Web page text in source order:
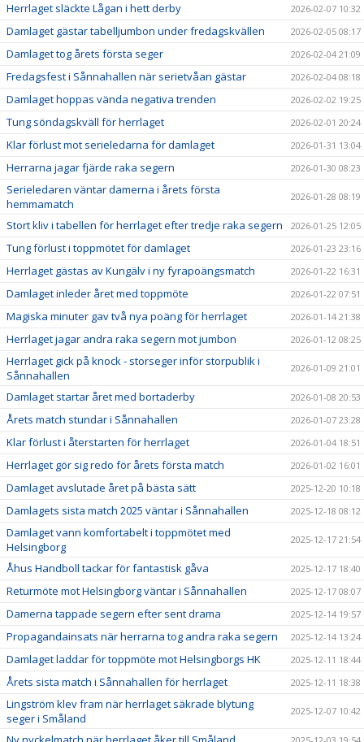
Herrlaget släckte Lågan i hett derby 2026-02-07 10:32
Damlaget gästar tabelljumbon under fredagskvällen 2026-02-05 08:17
Damlaget tog årets första seger 2026-02-04 21:09
Fredagsfest i Sånnahallen när serietvåan gästar 2026-02-04 08:18
Damlaget hoppas vända negativa trenden 2026-02-02 19:25
Tung söndagskväll för herrlaget 2026-02-01 20:24
Klar förlust mot serieledarna för damlaget 2026-01-31 13:04
Herrarna jagar fjärde raka segern 2026-01-30 08:23
Serieledaren väntar damerna i årets första
hemmamatch
2026-01-28 08:19
Stort kliv i tabellen för herrlaget efter tredje raka segern 2026-01-25 12:05
Tung förlust i toppmötet för damlaget 2026-01-23 23:16
Herrlaget gästas av Kungälv i ny fyrapoängsmatch 2026-01-22 16:31
Damlaget inleder året med toppmöte 2026-01-22 07:51
Magiska minuter gav två nya poäng för herrlaget 2026-01-14 21:38
Herrlaget jagar andra raka segern mot jumbon 2026-01-12 08:25
Herrlaget gick på knock - storseger inför storpublik i
Sånnahallen
2026-01-09 21:01
Damlaget startar året med bortaderby 2026-01-08 20:53
Årets match stundar i Sånnahallen 2026-01-07 23:28
Klar förlust i återstarten för herrlaget 2026-01-04 18:51
Herrlaget gör sig redo för årets första match 2026-01-02 16:01
Damlaget avslutade året på bästa sätt 2025-12-20 10:18
Damlagets sista match 2025 väntar i Sånnahallen 2025-12-18 08:12
Damlaget vann komfortabelt i toppmötet med
Helsingborg
2025-12-17 21:54
Åhus Handboll tackar för fantastisk gåva 2025-12-17 18:40
Returmöte mot Helsingborg väntar i Sånnahallen 2025-12-17 08:07
Damerna tappade segern efter sent drama 2025-12-14 19:57
Propagandainsats när herrarna tog andra raka segern 2025-12-14 13:24
Damlaget laddar för toppmöte mot Helsingborgs HK 2025-12-11 18:44
Årets sista match i Sånnahallen för herrlaget 2025-12-11 18:38
Lingström klev fram när herrlaget säkrade blytung
seger i Småland
2025-12-07 10:42